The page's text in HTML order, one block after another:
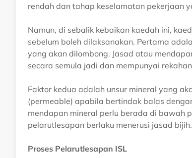
rendah dan tahap keselamatan pekerjaan
Namun, di sebalik kebaikan kaedah ini,
sebelum boleh dilaksanakan. Pertama
yang akan dilombong. Jasad atau
secara semula jadi dan mempunyai
Faktor kedua adalah unsur mineral yang
(permeable) apabila bertindak balas
mendapan mineral perlu berada di bawah
pelarutlesapan berlaku menerusi jasad bijih.
Proses Pelarutlesapan ISL